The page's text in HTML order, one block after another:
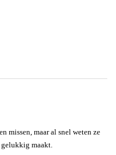
missen, maar al snel weten ze
gelukkig maakt.